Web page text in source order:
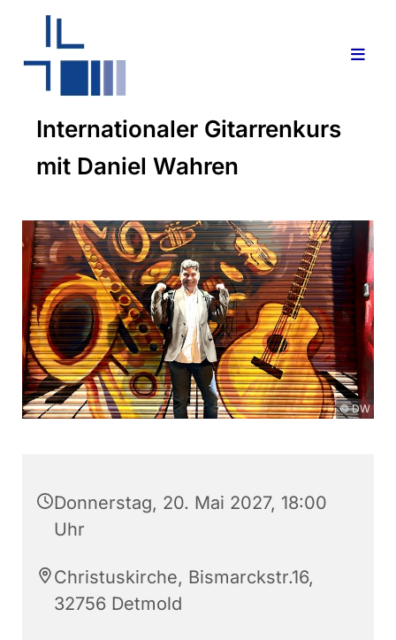
Internationaler Gitarrenkurs
mit Daniel Wahren
© DW
Donnerstag, 20. Mai 2027, 18:00
Uhr
Christuskirche, Bismarckstr.16,
32756 Detmold